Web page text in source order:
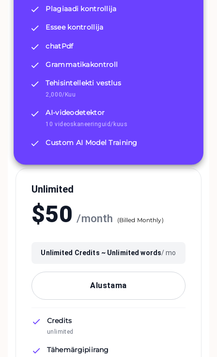
Plagiaadi kontrollija
Essee kontrollija
chatPdf
Grammatikakontroll
Tehisintellekti vestlus
2,000/Kuu
AI-videodetektor
10 videoskaneeringuid/kuus
Custom AI Model Training
Unlimited
$50 /month (Billed Monthly)
Unlimited Credits ~ Unlimited words/ mo
Alustama
Credits
unlimited
Tähemärgipiirang